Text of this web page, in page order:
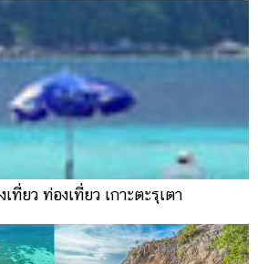
ที่ยว ท่องเที่ยว เกาะตะรุเตา